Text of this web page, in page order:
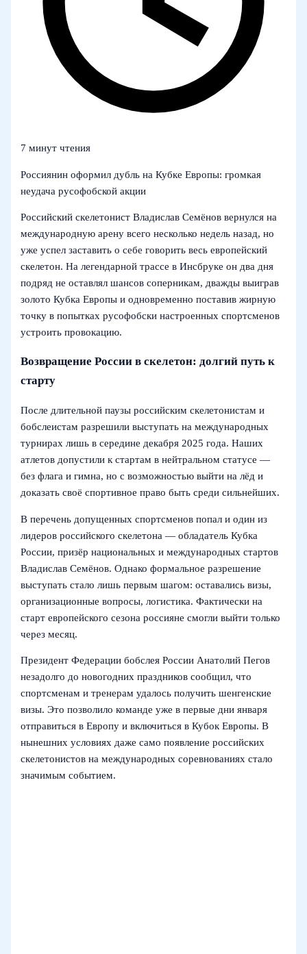
7 минут чтения
Россиянин оформил дубль на Кубке Европы: громкая
неудача русофобской акции
Российский скелетонист Владислав Семёнов вернулся на
международную арену всего несколько недель назад, но
уже успел заставить о себе говорить весь европейский
скелетон. На легендарной трассе в Инсбруке он два дня
подряд не оставлял шансов соперникам, дважды выиграв
золото Кубка Европы и одновременно поставив жирную
точку в попытках русофобски настроенных спортсменов
устроить провокацию.
Возвращение России в скелетон: долгий путь к
старту
После длительной паузы российским скелетонистам и
бобслеистам разрешили выступать на международных
турнирах лишь в середине декабря 2025 года. Наших
атлетов допустили к стартам в нейтральном статусе —
без флага и гимна, но с возможностью выйти на лёд и
доказать своё спортивное право быть среди сильнейших.
В перечень допущенных спортсменов попал и один из
лидеров российского скелетона — обладатель Кубка
России, призёр национальных и международных стартов
Владислав Семёнов. Однако формальное разрешение
выступать стало лишь первым шагом: оставались визы,
организационные вопросы, логистика. Фактически на
старт европейского сезона россияне смогли выйти только
через месяц.
Президент Федерации бобслея России Анатолий Пегов
незадолго до новогодних праздников сообщил, что
спортсменам и тренерам удалось получить шенгенские
визы. Это позволило команде уже в первые дни января
отправиться в Европу и включиться в Кубок Европы. В
нынешних условиях даже само появление российских
скелетонистов на международных соревнованиях стало
значимым событием.